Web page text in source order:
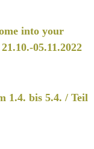
into your
05.11.2022
1.4. bis 5.4. / Teil